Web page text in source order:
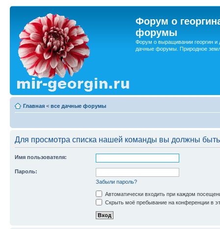
Форум о
форумы
Форум о выращивании георгин и
дачные форумы. Природное
Главная < все дачные форумы
Для просмотра списка нашей команды вы должны
Имя пользователя:
Пароль:
Забыли пароль?
Автоматически входить при каждом
Скрыть моё пребывание на конференции в